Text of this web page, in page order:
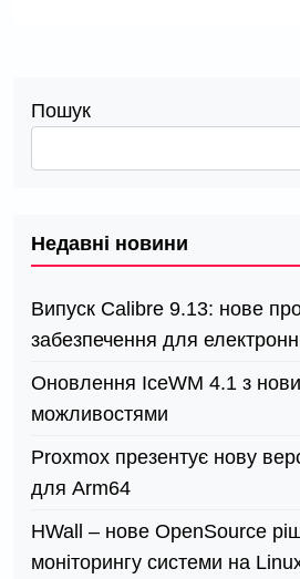
Пошук
Недавні новини
Випуск Calibre 9.13: нове
забезпечення для
Оновлення IceWM 4.1 з
можливостями
Proxmox презентує нову
для Arm64
HWall – нове OpenSource
моніторингу системи на